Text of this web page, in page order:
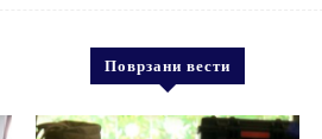
Поврзани вести